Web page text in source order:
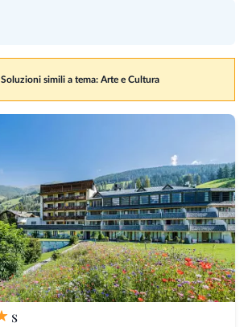
Soluzioni simili a tema: Arte e Cultura
s